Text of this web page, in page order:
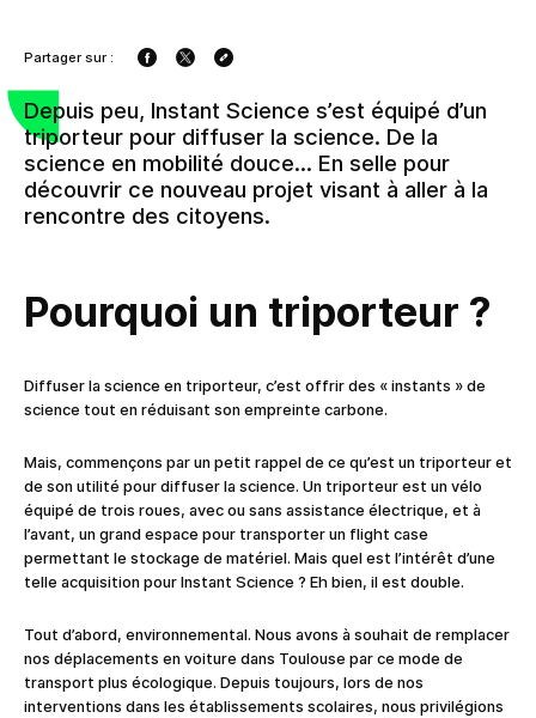
Partager sur :
Depuis peu, Instant Science s’est équipé d’un
triporteur pour diffuser la science. De la
science en mobilité douce… En selle pour
découvrir ce nouveau projet visant à aller à la
rencontre des citoyens.
Pourquoi un triporteur ?
Diffuser la science en triporteur, c’est offrir des « instants » de
science tout en réduisant son empreinte carbone.
Mais, commençons par un petit rappel de ce qu’est un triporteur et
de son utilité pour diffuser la science. Un triporteur est un vélo
équipé de trois roues, avec ou sans assistance électrique, et à
l’avant, un grand espace pour transporter un flight case
permettant le stockage de matériel. Mais quel est l’intérêt d’une
telle acquisition pour Instant Science ? Eh bien, il est double.
Tout d’abord, environnemental. Nous avons à souhait de remplacer
nos déplacements en voiture dans Toulouse par ce mode de
transport plus écologique. Depuis toujours, lors de nos
interventions dans les établissements scolaires, nous privilégions